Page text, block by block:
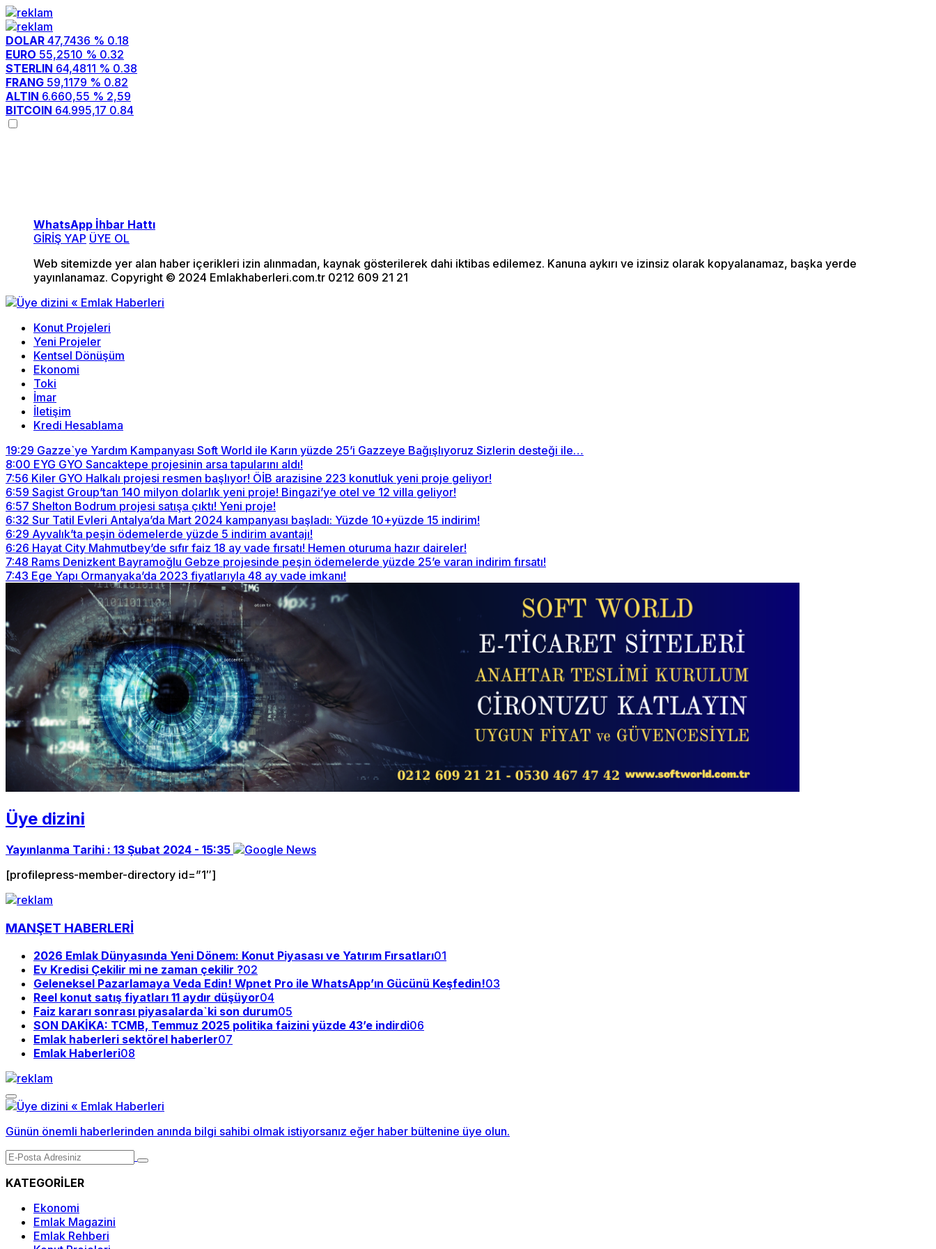
DOLAR 47,7436 % 0.18
EURO 55,2510 % 0.32
STERLIN 64,4811 % 0.38
FRANG 59,1179 % 0.82
ALTIN 6.660,55 % 2,59
BITCOIN 64.995,17 0.84
WhatsApp İhbar Hattı
GİRİŞ YAP ÜYE OL
Web sitemizde yer alan haber içerikleri izin alınmadan, kaynak gösterilerek dahi iktibas edilemez. Kanuna aykırı ve izinsiz olarak kopyalanamaz, başka yerde
yayınlanamaz. Copyright © 2024 Emlakhaberleri.com.tr 0212 609 21 21
Konut Projeleri
Yeni Projeler
Kentsel Dönüşüm
Ekonomi
Toki
İmar
İletişim
Kredi Hesablama
19:29 Gazze`ye Yardım Kampanyası Soft World ile Karın yüzde 25’i Gazzeye Bağışlıyoruz Sizlerin desteği ile…
8:00 EYG GYO Sancaktepe projesinin arsa tapularını aldı!
7:56 Kiler GYO Halkalı projesi resmen başlıyor! ÖİB arazisine 223 konutluk yeni proje geliyor!
6:59 Sagist Group’tan 140 milyon dolarlık yeni proje! Bingazi’ye otel ve 12 villa geliyor!
6:57 Shelton Bodrum projesi satışa çıktı! Yeni proje!
6:32 Sur Tatil Evleri Antalya’da Mart 2024 kampanyası başladı: Yüzde 10+yüzde 15 indirim!
6:29 Ayvalık’ta peşin ödemelerde yüzde 5 indirim avantajı!
6:26 Hayat City Mahmutbey’de sıfır faiz 18 ay vade fırsatı! Hemen oturuma hazır daireler!
7:48 Rams Denizkent Bayramoğlu Gebze projesinde peşin ödemelerde yüzde 25’e varan indirim fırsatı!
7:43 Ege Yapı Ormanyaka’da 2023 fiyatlarıyla 48 ay vade imkanı!
Üye dizini
Yayınlanma Tarihi : 13 Şubat 2024 - 15:35
[profilepress-member-directory id=”1″]
MANŞET HABERLERİ
2026 Emlak Dünyasında Yeni Dönem: Konut Piyasası ve Yatırım Fırsatları01
Ev Kredisi Çekilir mi ne zaman çekilir ?02
Geleneksel Pazarlamaya Veda Edin! Wpnet Pro ile WhatsApp’ın Gücünü Keşfedin!03
Reel konut satış fiyatları 11 aydır düşüyor04
Faiz kararı sonrası piyasalarda`ki son durum05
SON DAKİKA: TCMB, Temmuz 2025 politika faizini yüzde 43’e indirdi06
Emlak haberleri sektörel haberler07
Emlak Haberleri08
Günün önemli haberlerinden anında bilgi sahibi olmak istiyorsanız eğer haber bültenine üye olun.
KATEGORİLER
Ekonomi
Emlak Magazini
Emlak Rehberi